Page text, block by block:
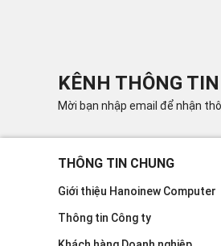
KÊNH THÔNG TIN
Mời bạn nhập email để nhận
THÔNG TIN CHUNG
Giới thiệu Hanoinew Computer
Thông tin Công ty